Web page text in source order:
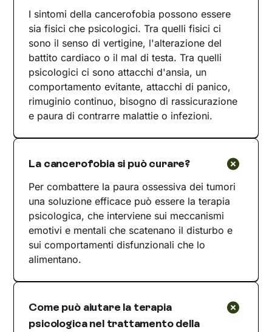
I sintomi della cancerofobia possono essere
sia fisici che psicologici. Tra quelli fisici ci
sono il senso di vertigine, l'alterazione del
battito cardiaco o il mal di testa. Tra quelli
psicologici ci sono attacchi d'ansia, un
comportamento evitante, attacchi di panico,
rimuginio continuo, bisogno di rassicurazione
e paura di contrarre malattie o infezioni.
La cancerofobia si può curare?
Per combattere la paura ossessiva dei tumori
una soluzione efficace può essere la terapia
psicologica, che interviene sui meccanismi
emotivi e mentali che scatenano il disturbo e
sui comportamenti disfunzionali che lo
alimentano.
Come può aiutare la terapia
psicologica nel trattamento della